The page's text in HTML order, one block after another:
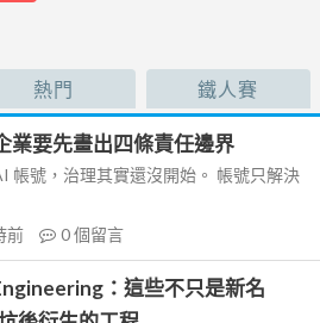
熱門 鐵人賽
業要先畫出四條責任邊界
帳號，治理其實還沒開始。 帳號只解決
前 0個留言
：這些不只是新名